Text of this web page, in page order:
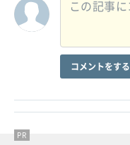
コメントをする
PR
PR
PR